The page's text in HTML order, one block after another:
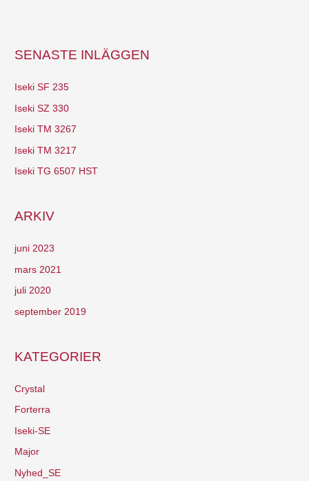
SENASTE INLÄGGEN
Iseki SF 235
Iseki SZ 330
Iseki TM 3267
Iseki TM 3217
Iseki TG 6507 HST
ARKIV
juni 2023
mars 2021
juli 2020
september 2019
KATEGORIER
Crystal
Forterra
Iseki-SE
Major
Nyhed_SE